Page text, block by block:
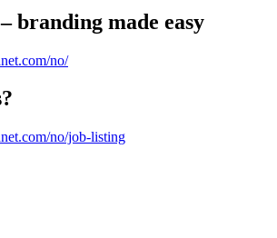
branding made easy
no/
no/job-listing